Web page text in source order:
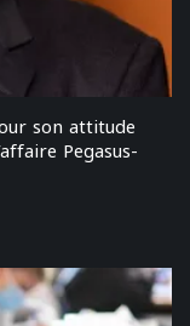
son attitude
Pegasus-